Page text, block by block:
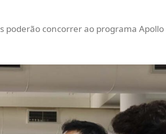
poderão concorrer ao programa Apollo